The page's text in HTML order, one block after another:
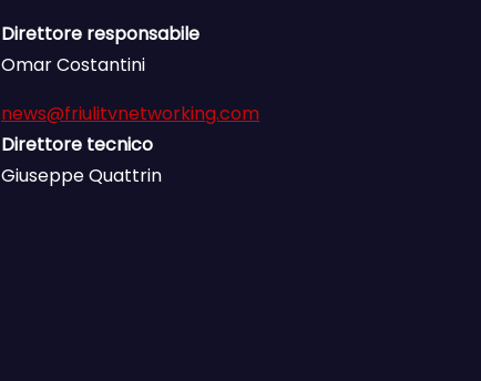
Direttore responsabile
Omar Costantini
news@friulitvnetworking.com
Direttore tecnico
Giuseppe Quattrin